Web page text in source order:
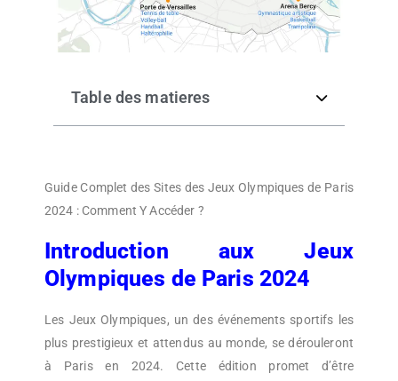
Table des matieres
Guide Complet des Sites des Jeux Olympiques de Paris
2024 : Comment Y Accéder ?
Introduction aux Jeux
Olympiques de Paris 2024
Les Jeux Olympiques, un des événements sportifs les
plus prestigieux et attendus au monde, se dérouleront
à Paris en 2024. Cette édition promet d’être